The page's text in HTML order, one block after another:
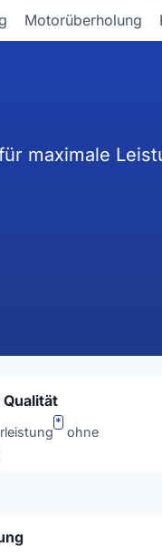
Motorüberholung
maximale
*
ohne